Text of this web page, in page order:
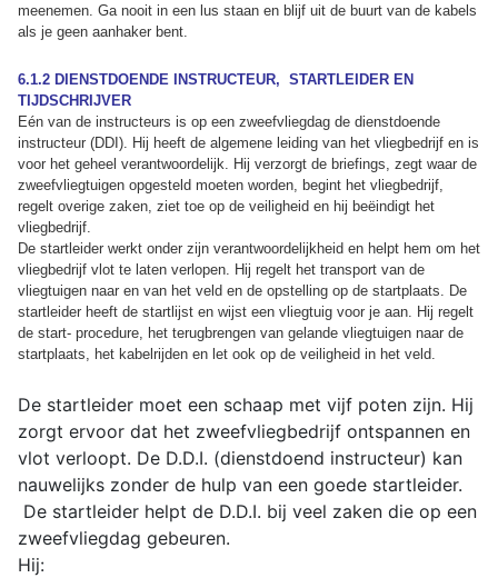
meenemen. Ga nooit in een lus staan en blijf uit de buurt van de kabels
als je geen aanhaker bent.
6.1.2 DIENSTDOENDE INSTRUCTEUR, STARTLEIDER EN
TIJDSCHRIJVER
Eén van de instructeurs is op een zweefvliegdag de dienstdoende
instructeur (DDI). Hij heeft de algemene leiding van het vliegbedrijf en is
voor het geheel verantwoordelijk. Hij verzorgt de briefings, zegt waar de
zweefvliegtuigen opgesteld moeten worden, begint het vliegbedrijf,
regelt overige zaken, ziet toe op de veiligheid en hij beëindigt het
vliegbedrijf.
De startleider werkt onder zijn verantwoordelijkheid en helpt hem om het
vliegbedrijf vlot te laten verlopen. Hij regelt het transport van de
vliegtuigen naar en van het veld en de opstelling op de startplaats. De
startleider heeft de startlijst en wijst een vliegtuig voor je aan. Hij regelt
de start- procedure, het terugbrengen van gelande vliegtuigen naar de
startplaats, het kabelrijden en let ook op de veiligheid in het veld.
De startleider moet een schaap met vijf poten zijn. Hij
zorgt ervoor dat het zweefvliegbedrijf ontspannen en
vlot verloopt. De D.D.I. (dienstdoend instructeur) kan
nauwelijks zonder de hulp van een goede startleider.
De startleider helpt de D.D.I. bij veel zaken die op een
zweefvliegdag gebeuren.
Hij: